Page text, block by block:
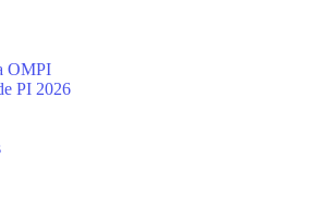
OMPI
PI 2026